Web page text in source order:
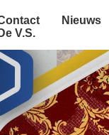
V.S.
Nieuws